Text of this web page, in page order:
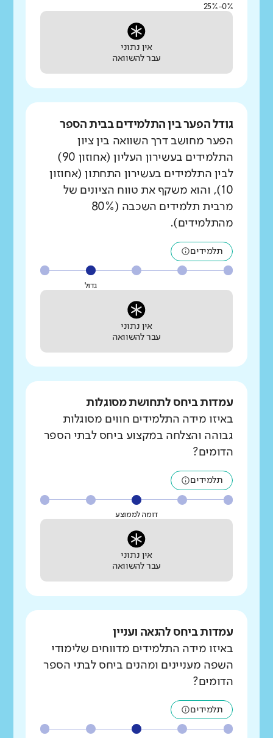
0%-25%
אין נתוני
עבר להשוואה
גודל הפער בין התלמידים בבית הספר
הפער מחושב דרך השוואה בין ציון
התלמידים בעשירון העליון (אחוזון 90)
לבין התלמידים בעשירון התחתון (אחוזון
10), והוא משקף את טווח הציונים של
מרבית תלמידים השכבה (80%
מהתלמידים).
תלמידים
גדול
אין נתוני
עבר להשוואה
עמדות ביחס לתחושת מסוגלות
באיזו מידה התלמידים חווים מסוגלות
גבוהה והצלחה במקצוע ביחס לבתי הספר
הדומים?
תלמידים
דומה לממוצע
אין נתוני
עבר להשוואה
עמדות ביחס להנאה ועניין
באיזו מידה התלמידים מדווחים שלימודי
השפה מעניינים ומהנים ביחס לבתי הספר
הדומים?
תלמידים